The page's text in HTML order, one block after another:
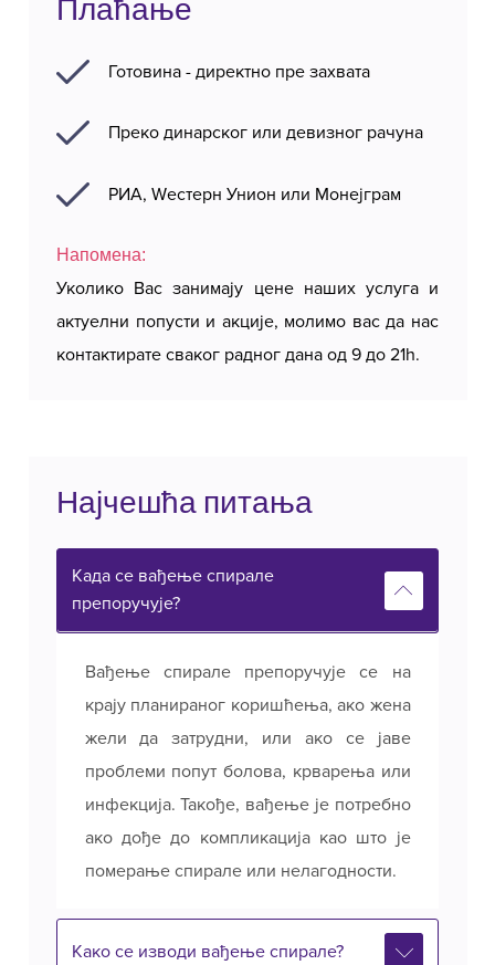
Плаћање
Готовина - директно пре захвата
Преко динарског или девизног рачуна
РИА, Wестерн Унион или Монејграм
Напомена:
Уколико Вас занимају цене наших услуга и
актуелни попусти и акције, молимо вас да нас
контактирате сваког радног дана од 9 до 21h.
Најчешћа питања
Када се вађење спирале
препоручује?
Вађење спирале препоручује се на
крају планираног коришћења, ако жена
жели да затрудни, или ако се јаве
проблеми попут болова, крварења или
инфекција. Такође, вађење је потребно
ако дође до компликација као што је
померање спирале или нелагодности.
Како се изводи вађење спирале?